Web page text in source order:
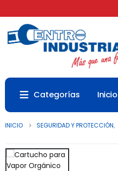
Categorías Inicio
INICIO SEGURIDAD Y PROTECCIÓN,